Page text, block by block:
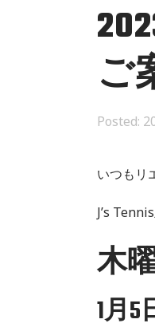
ご
Posted:
いつもリ
J’s
木
1月5